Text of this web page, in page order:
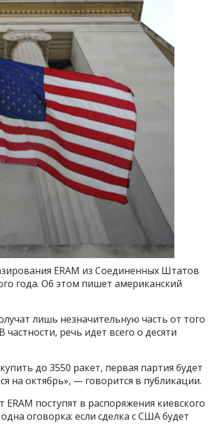
ERAM из Соединенных Штатов
года. Об этом пишет американский
лишь незначительную часть от того
речь идет всего о десяти
до 3550 ракет, первая партия будет
на октябрь», — говорится в публикации.
поступят в распоряжения киевского
оговорка: если сделка с США будет